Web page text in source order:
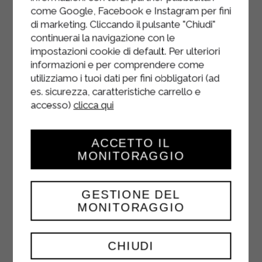
YAOURT NATURE
125 g
come Google, Facebook e Instagram per fini
di marketing. Cliccando il pulsante "Chiudi"
continuerai la navigazione con le
impostazioni cookie di default. Per ulteriori
informazioni e per comprendere come
utilizziamo i tuoi dati per fini obbligatori (ad
es. sicurezza, caratteristiche carrello e
accesso) clicca qui
CHIUDI
GESTIONE DEL
MONITORAGGIO
ACCETTO IL
MONITORAGGIO